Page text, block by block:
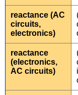
reactance (AC
circuits,
electronics)
reactance
(electronics,
AC circuits)